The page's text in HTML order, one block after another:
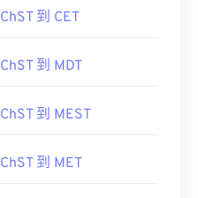
ChST 到 CET
ChST 到 MDT
ChST 到 MEST
ChST 到 MET